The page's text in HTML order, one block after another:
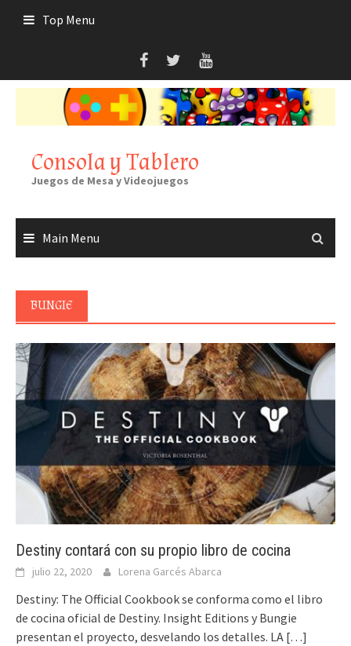
Top Menu
Consola y Tablero
Juegos de Mesa y Videojuegos
Main Menu
BUNGIE
Destiny contará con su propio libro de cocina
julio 22, 2020 Lorena Garcés Abarca
Destiny: The Official Cookbook se conforma como el libro
de cocina oficial de Destiny. Insight Editions y Bungie
presentan el proyecto, desvelando los detalles. LA […]